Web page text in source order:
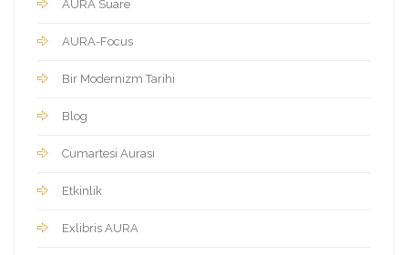
AURA Suare
AURA-Focus
Bir Modernizm Tarihi
Blog
Cumartesi Aurası
Etkinlik
Exlibris AURA